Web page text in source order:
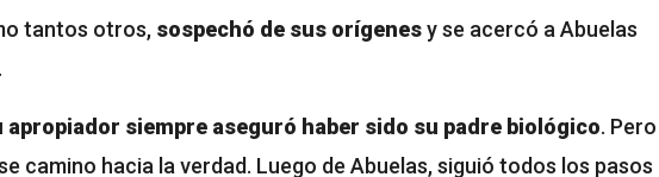
tantos otros, sospechó de sus orígenesy se acercó a Abuelas
apropiador siempre aseguró haber sido su padre biológico. Pero
camino hacia la verdad. Luego de Abuelas, siguió todos los pasos